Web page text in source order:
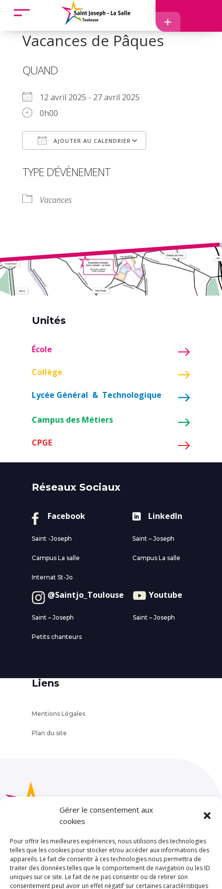
Gérer le consentement aux
cookies
Pour offrir les meilleures expériences, nous utilisons des technologies
telles que les cookies pour stocker et/ou accéder aux informations des
appareils. Le fait de consentir à ces technologies nous permettra de
traiter des données telles que le comportement de navigation ou les ID
uniques sur ce site. Le fait de ne pas consentir ou de retirer son
consentement peut avoir un effet négatif sur certaines caractéristiques
Accueil
Vacances de Pâques
QUAND
12 avril 2025 - 27 avril 2025
0h00
AJOUTER AU CALENDRIER
TYPE D’ÉVÈNEMENT
Vacances
SAINT JOSEPH – LA SALLE TOULOUSE
85 rue de Limayrac. BP 25202
Unités
École
Collège
Lycée Général & Technologique
Campus des Métiers
CPGE
Réseaux Sociaux
Facebook
Saint -Joseph
Campus La salle
Internat St-Jo
LinkedIn
Saint – Joseph
Campus La salle
@Saintjo_Toulouse
Saint – Joseph
Petits chanteurs
Youtube
Saint – Joseph
Liens
Mentions Légales
Plan du site